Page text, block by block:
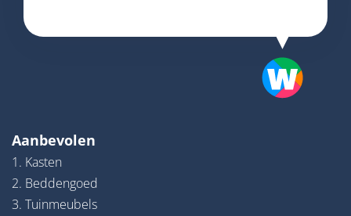
Aanbevolen
1. Kasten
2. Beddengoed
3. Tuinmeubels